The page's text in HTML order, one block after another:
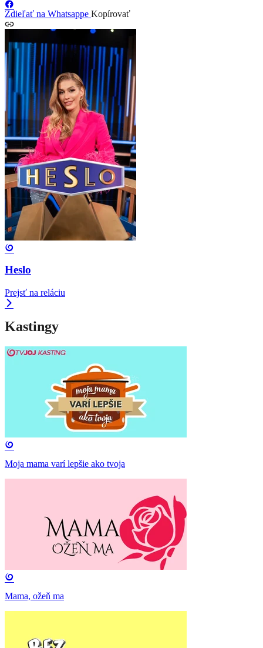
Zdieľať na Whatsappe Kopírovať
Heslo
Prejsť na reláciu
Kastingy
Moja mama varí lepšie ako tvoja
Mama, ožeň ma